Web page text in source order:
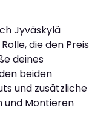
Jyväskylä
die den Preis
deines
beiden
und zusätzliche
und Montieren